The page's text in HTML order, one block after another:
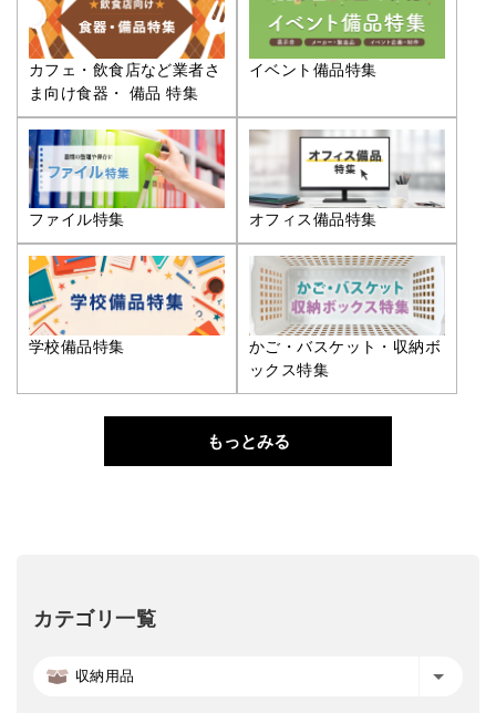
カフェ・飲食店など業者さ
ま向け食器・ 備品 特集
イベント備品特集
ファイル特集 オフィス備品特集
学校備品特集
かご・バスケット・収納ボ
ックス特集
もっとみる
カテゴリ一覧
収納用品